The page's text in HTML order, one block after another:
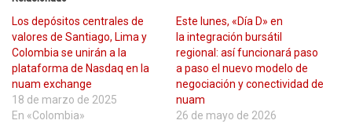
Los depósitos centrales de
valores de Santiago, Lima y
Colombia se unirán a la
plataforma de Nasdaq en la
nuam exchange
18 de marzo de 2025
En «Colombia»
Este lunes, «Día D» en
la integración bursátil
regional: así funcionará paso
a paso el nuevo modelo de
negociación y conectividad de
nuam
26 de mayo de 2026